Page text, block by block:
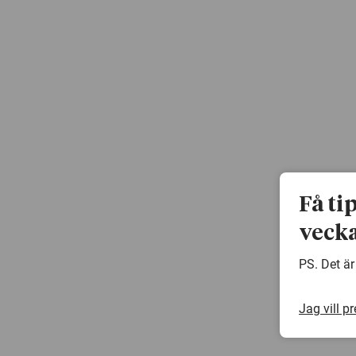
Få
PS. Det
Jag vill